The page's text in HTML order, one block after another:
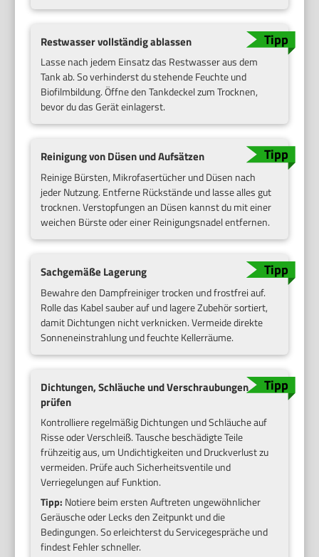
Restwasser vollständig ablassen
Lasse nach jedem Einsatz das Restwasser aus dem
Tank ab. So verhinderst du stehende Feuchte und
Biofilmbildung. Öffne den Tankdeckel zum Trocknen,
bevor du das Gerät einlagerst.
Reinigung von Düsen und Aufsätzen
Reinige Bürsten, Mikrofasertücher und Düsen nach
jeder Nutzung. Entferne Rückstände und lasse alles gut
trocknen. Verstopfungen an Düsen kannst du mit einer
weichen Bürste oder einer Reinigungsnadel entfernen.
Sachgemäße Lagerung
Bewahre den Dampfreiniger trocken und frostfrei auf.
Rolle das Kabel sauber auf und lagere Zubehör sortiert,
damit Dichtungen nicht verknicken. Vermeide direkte
Sonneneinstrahlung und feuchte Kellerräume.
Dichtungen, Schläuche und Verschraubungen
prüfen
Kontrolliere regelmäßig Dichtungen und Schläuche auf
Risse oder Verschleiß. Tausche beschädigte Teile
frühzeitig aus, um Undichtigkeiten und Druckverlust zu
vermeiden. Prüfe auch Sicherheitsventile und
Verriegelungen auf Funktion.
Tipp: Notiere beim ersten Auftreten ungewöhnlicher
Geräusche oder Lecks den Zeitpunkt und die
Bedingungen. So erleichterst du Servicegespräche und
findest Fehler schneller.